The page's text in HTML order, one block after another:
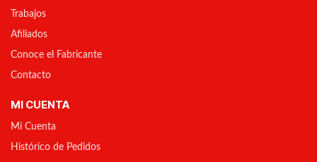
Trabajos
Afiliados
Conoce el Fabricante
Contacto
MI CUENTA
Mi Cuenta
Histórico de Pedidos